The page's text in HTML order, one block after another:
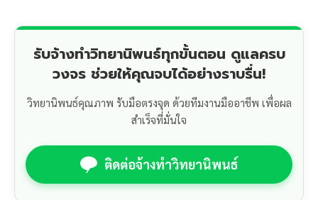
รับจ้างทำวิทยานิพนธ์ทุกขั้นตอน ดูแลครบ
วงจร ช่วยให้คุณจบได้อย่างราบรื่น!
วิทยานิพนธ์คุณภาพ รับมือตรงจุด ด้วยทีมงานมืออาชีพ เพื่อผล
สำเร็จที่มั่นใจ
ติดต่อจ้างทำวิทยานิพนธ์